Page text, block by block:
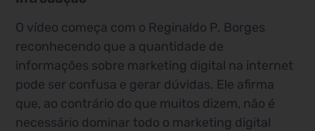
O vídeo começa com o Reginaldo P. Borges
reconhecendo que a quantidade de
informações sobre marketing digital na internet
pode ser confusa e gerar dúvidas. Ele afirma
que, ao contrário do que muitos dizem, não é
necessário dominar todo o marketing digital